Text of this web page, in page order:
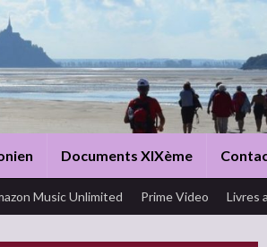
Documents XIXème
Music Unlimited Prime Video Livres